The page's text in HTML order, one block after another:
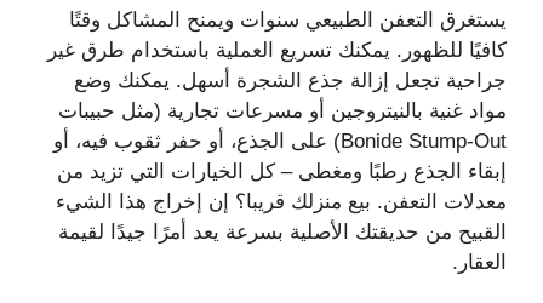
يستغرق التعفن الطبيعي سنوات ويمنح المشاكل وقتًا
كافيًا للظهور. يمكنك تسريع العملية باستخدام طرق غير
جراحية تجعل إزالة جذع الشجرة أسهل. يمكنك وضع
مواد غنية بالنيتروجين أو مسرعات تجارية (مثل حبيبات
Bonide Stump-Out) على الجذع، أو حفر ثقوب فيه، أو
إبقاء الجذع رطبًا ومغطى – كل الخيارات التي تزيد من
معدلات التعفن. بيع منزلك قريبا؟ إن إخراج هذا الشيء
القبيح من حديقتك الأصلية بسرعة يعد أمرًا جيدًا لقيمة
العقار.